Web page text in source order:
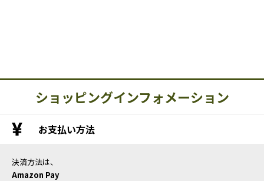
ショッピングインフォメーション
お支払い方法
決済方法は、
Amazon Pay